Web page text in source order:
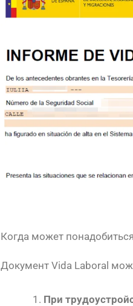
Когда может
Документ Vida Laboral
При